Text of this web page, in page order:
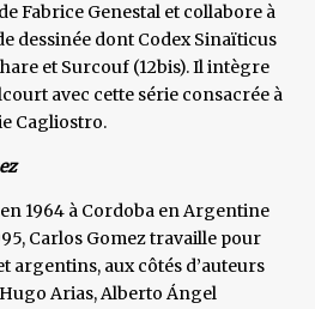
Fabrice Genestal et collabore à
dessinée dont Codex Sinaïticus
et Surcouf (12bis). Il intègre
avec cette série consacrée à
Cagliostro.
en 1964 à Cordoba en Argentine
Carlos Gomez travaille pour
argentins, aux côtés d’auteurs
Arias, Alberto Ángel